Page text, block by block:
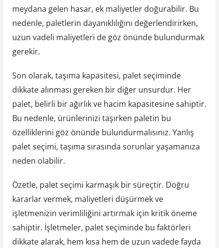
meydana gelen hasar, ek maliyetler doğurabilir. Bu
nedenle, paletlerin dayanıklılığını değerlendirirken,
uzun vadeli maliyetleri de göz önünde bulundurmak
gerekir.
Son olarak, taşıma kapasitesi, palet seçiminde
dikkate alınması gereken bir diğer unsurdur. Her
palet, belirli bir ağırlık ve hacim kapasitesine sahiptir.
Bu nedenle, ürünlerinizi taşırken paletin bu
özelliklerini göz önünde bulundurmalısınız. Yanlış
palet seçimi, taşıma sırasında sorunlar yaşamanıza
neden olabilir.
Özetle, palet seçimi karmaşık bir süreçtir. Doğru
kararlar vermek, maliyetleri düşürmek ve
işletmenizin verimliliğini artırmak için kritik öneme
sahiptir. İşletmeler, palet seçiminde bu faktörleri
dikkate alarak, hem kısa hem de uzun vadede fayda